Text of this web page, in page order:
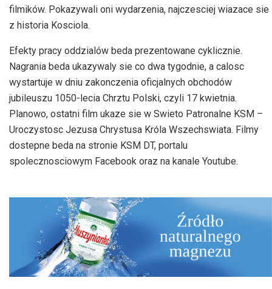
filmików. Pokazywali oni wydarzenia, najczesciej wiazace sie
z historia Kosciola.
Efekty pracy oddzialów beda prezentowane cyklicznie.
Nagrania beda ukazywaly sie co dwa tygodnie, a calosc
wystartuje w dniu zakonczenia oficjalnych obchodów
jubileuszu 1050-lecia Chrztu Polski, czyli 17 kwietnia.
Planowo, ostatni film ukaze sie w Swieto Patronalne KSM –
Uroczystosc Jezusa Chrystusa Króla Wszechswiata. Filmy
dostepne beda na stronie KSM DT, portalu
spolecznosciowym Facebook oraz na kanale Youtube.